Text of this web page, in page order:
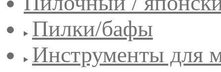
Пилки/бафы
Инструменты для